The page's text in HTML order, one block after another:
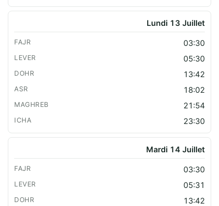
Lundi 13 Juillet
03:30
05:30
13:42
18:02
21:54
23:30
Mardi 14 Juillet
03:30
05:31
13:42